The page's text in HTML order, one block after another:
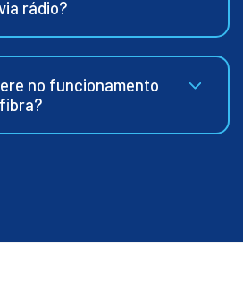
rádio?
no funcionamento